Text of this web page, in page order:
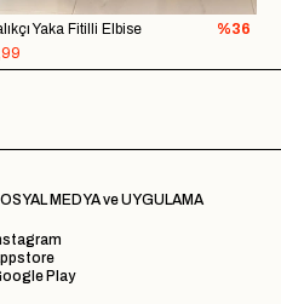
Yaka Fitilli Elbise
%36
MEDYA ve UYGULAMA
Play